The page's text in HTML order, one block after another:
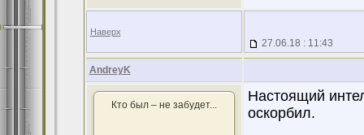
Наверх
27.06.18 : 11:43
AndreyK
Кто был – не забудет...
Настоящий
оскорбил.